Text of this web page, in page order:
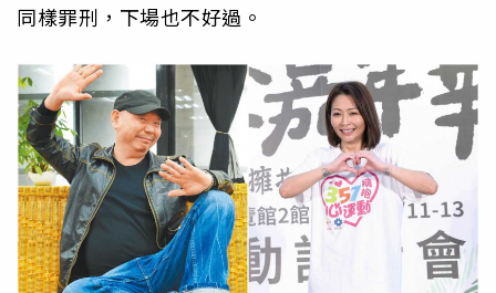
同樣罪刑，下場也不好過。